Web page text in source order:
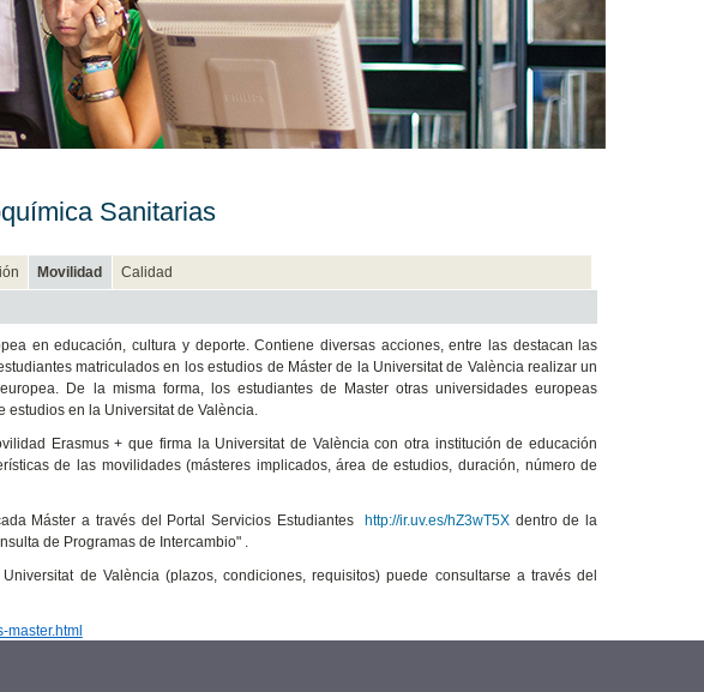
Sanitarias
Movilidad Calidad
en educación, cultura y deporte. Contiene diversas acciones, entre las destacan las
matriculados en los estudios de Máster de la Universitat de València realizar un
De la misma forma, los estudiantes de Master otras universidades europeas
estudios en la Universitat de València.
Erasmus + que firma la Universitat de València con otra institución de educación
de las movilidades (másteres implicados, área de estudios, duración, número de
Máster a través del Portal Servicios Estudianteshttp://ir.uv.es/hZ3wT5X dentro de la
de Programas de Intercambio" .
de València (plazos, condiciones, requisitos) puede consultarse a través del
master.html